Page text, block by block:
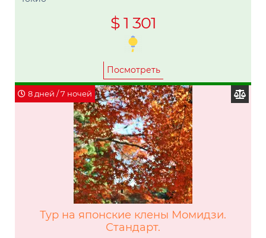
$ 1 301
Посмотреть
8 дней / 7 ночей
Тур на японские клены Момидзи.
Стандарт.